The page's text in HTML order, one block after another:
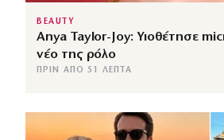
BEAUTY
Anya Taylor-Joy: Υιοθέτησε
νέο της ρόλο
ΠΡΙΝ ΑΠΌ 51 ΛΕΠΤΆ